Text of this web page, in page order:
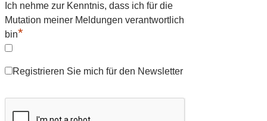
Ich nehme zur Kenntnis, dass ich für die
Mutation meiner Meldungen verantwortlich
bin*
Registrieren Sie mich für den Newsletter